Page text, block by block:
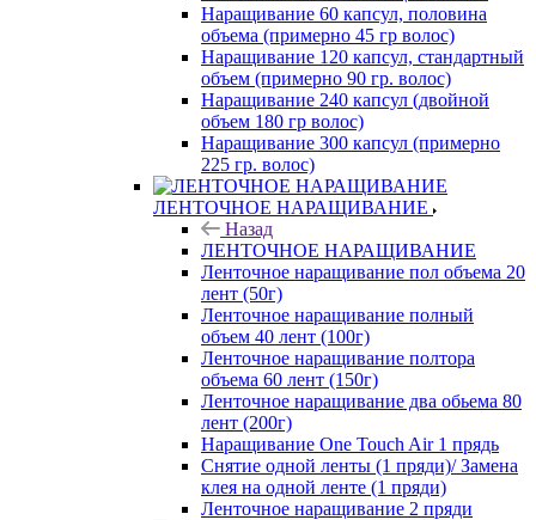
Наращивание 60 капсул, половина
объема (примерно 45 гр волос)
Наращивание 120 капсул, стандартный
объем (примерно 90 гр. волос)
Наращивание 240 капсул (двойной
объем 180 гр волос)
Наращивание 300 капсул (примерно
225 гр. волос)
ЛЕНТОЧНОЕ НАРАЩИВАНИЕ
Назад
ЛЕНТОЧНОЕ НАРАЩИВАНИЕ
Ленточное наращивание пол объема 20
лент (50г)
Ленточное наращивание полный
объем 40 лент (100г)
Ленточное наращивание полтора
объема 60 лент (150г)
Ленточное наращивание два обьема 80
лент (200г)
Наращивание One Touch Air 1 прядь
Снятие одной ленты (1 пряди)/ Замена
клея на одной ленте (1 пряди)
Ленточное наращивание 2 пряди